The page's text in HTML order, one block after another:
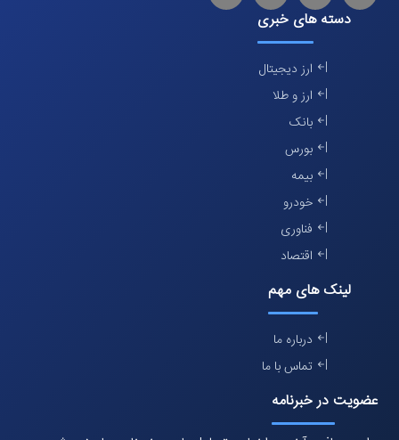
دسته های خبری
ارز دیجیتال
ارز و طلا
بانک
بورس
بیمه
خودرو
فناوری
اقتصاد
لینک های مهم
درباره ما
تماس با ما
عضویت در خبرنامه